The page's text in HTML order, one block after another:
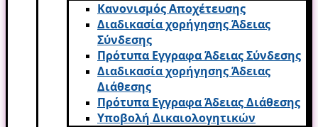
Κανονισμός Αποχέτευσης
Διαδικασία χορήγησης Άδειας
Σύνδεσης
Πρότυπα Εγγραφα Άδειας Σύνδεσης
Διαδικασία χορήγησης Άδειας
Διάθεσης
Πρότυπα Εγγραφα Άδειας Διάθεσης
Υποβολή Δικαιολογητικών